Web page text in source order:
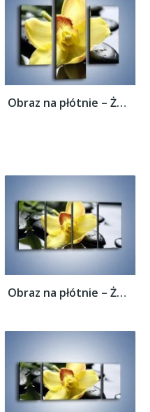
Obraz na płótnie – Żółty kwiat na mokrych...
Obraz na płótnie – Żółty kwiat na mokrych...